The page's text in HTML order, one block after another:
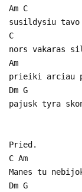
Am C
susildysiu tavo
C
nors vakaras
Am
prieiki arciau
Dm G
pajusk tyra
Pried.
C Am
Manes tu
Dm G